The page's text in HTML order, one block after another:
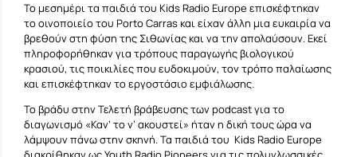
Το μεσημέρι τα παιδιά του Kids Radio Europe επισκέφτηκαν
το οινοποιείο του Porto Carras και είχαν άλλη μια ευκαιρία να
βρεθούν στη φύση της Σιθωνίας και να την απολαύσουν. Εκεί
πληροφορήθηκαν για τρόπους παραγωγής βιολογικού
κρασιού, τις ποικιλίες που ευδοκιμούν, τον τρόπο παλαίωσης
και επισκέφτηκαν το εργοστάσιο εμφιάλωσης.
Το βράδυ στην Τελετή βράβευσης των podcast για το
διαγωνισμό «Καν’ το ν’ ακουστεί» ήταν η δική τους ώρα να
λάμψουν πάνω στην σκηνή. Τα παιδιά του Kids Radio Europe